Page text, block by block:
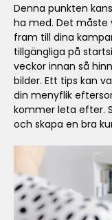
Denna punkten
ha med. Det måste
fram till dina
tillgängliga på
veckor innan så
bilder. Ett tips kan
din menyflik
kommer leta efter.
och skapa en bra